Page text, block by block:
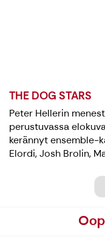
THE DOG STARS
Peter Hellerin
perustuvassa
kerännyt ensemble-
Elordi, Josh Brolin,